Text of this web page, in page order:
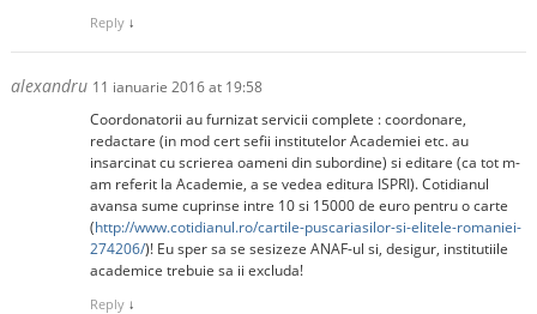
Reply ↓
alexandru 11 ianuarie 2016 at 19:58
Coordonatorii au furnizat servicii complete : coordonare,
redactare (in mod cert sefii institutelor Academiei etc. au
insarcinat cu scrierea oameni din subordine) si editare (ca tot m-
am referit la Academie, a se vedea editura ISPRI). Cotidianul
avansa sume cuprinse intre 10 si 15000 de euro pentru o carte
(http://www.cotidianul.ro/cartile-puscariasilor-si-elitele-romaniei-
274206/)! Eu sper sa se sesizeze ANAF-ul si, desigur, institutiile
academice trebuie sa ii excluda!
Reply ↓